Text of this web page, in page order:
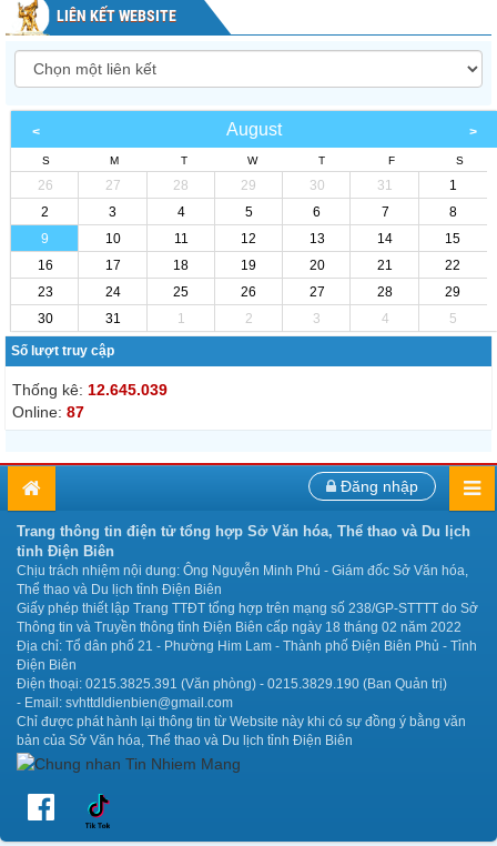
LIÊN KẾT WEBSITE
August
S M T W T F S
26 27 28 29 30 31
1
2
3 4 5 6 7
8
9
10 11 12 13 14
15
16
17 18 19 20 21
22
23
24 25 26 27 28
29
30
31 1 2 3 4 5
Số lượt truy cập
Thống kê: 12.645.039
Online: 87
Đăng nhập
Trang thông tin điện tử tổng hợp Sở Văn hóa, Thể thao và Du lịch
tỉnh Điện Biên
Chịu trách nhiệm nội dung: Ông Nguyễn Minh Phú - Giám đốc Sở Văn hóa,
Thể thao và Du lịch tỉnh Điện Biên
Giấy phép thiết lập Trang TTĐT tổng hợp trên mạng số 238/GP-STTTT do Sở
Thông tin và Truyền thông tỉnh Điện Biên cấp ngày 18 tháng 02 năm 2022
Địa chỉ: Tổ dân phố 21 - Phường Him Lam - Thành phố Điện Biên Phủ - Tỉnh
Điện Biên
Điện thoại: 0215.3825.391 (Văn phòng) - 0215.3829.190 (Ban Quản trị)
- Email: svhttdldienbien@gmail.com
Chỉ được phát hành lại thông tin từ Website này khi có sự đồng ý bằng văn
bản của Sở Văn hóa, Thể thao và Du lịch tỉnh Điện Biên